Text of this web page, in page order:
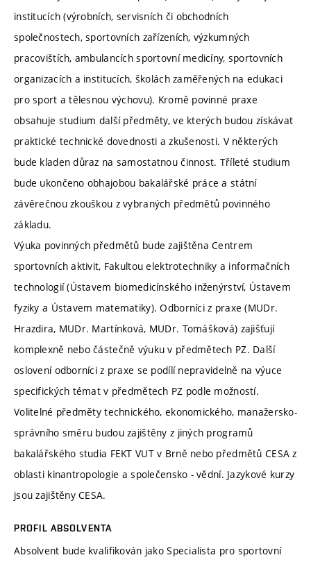
institucích (výrobních, servisních či obchodních
společnostech, sportovních zařízeních, výzkumných
pracovištích, ambulancích sportovní medicíny, sportovních
organizacích a institucích, školách zaměřených na edukaci
pro sport a tělesnou výchovu). Kromě povinné praxe
obsahuje studium další předměty, ve kterých budou získávat
praktické technické dovednosti a zkušenosti. V některých
bude kladen důraz na samostatnou činnost. Tříleté studium
bude ukončeno obhajobou bakalářské práce a státní
závěrečnou zkouškou z vybraných předmětů povinného
základu.
Výuka povinných předmětů bude zajištěna Centrem
sportovních aktivit, Fakultou elektrotechniky a informačních
technologií (Ústavem biomedicínského inženýrství, Ústavem
fyziky a Ústavem matematiky). Odborníci z praxe (MUDr.
Hrazdira, MUDr. Martínková, MUDr. Tomášková) zajišťují
komplexně nebo částečně výuku v předmětech PZ. Další
oslovení odborníci z praxe se podílí nepravidelně na výuce
specifických témat v předmětech PZ podle možností.
Volitelné předměty technického, ekonomického, manažersko-
správního směru budou zajištěny z jiných programů
bakalářského studia FEKT VUT v Brně nebo předmětů CESA z
oblasti kinantropologie a společensko - vědní. Jazykové kurzy
jsou zajištěny CESA.
PROFIL ABSOLVENTA
Absolvent bude kvalifikován jako Specialista pro sportovní